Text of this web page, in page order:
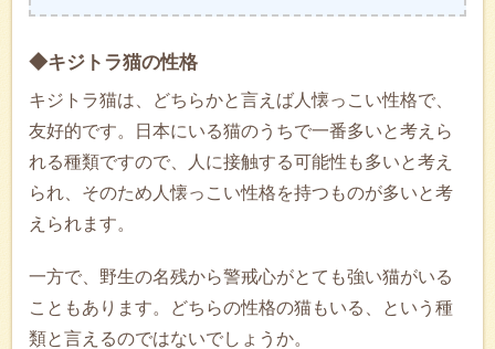
◆キジトラ猫の性格
キジトラ猫は、どちらかと言えば人懐っこい性格で、
友好的です。日本にいる猫のうちで一番多いと考えら
れる種類ですので、人に接触する可能性も多いと考え
られ、そのため人懐っこい性格を持つものが多いと考
えられます。
一方で、野生の名残から警戒心がとても強い猫がいる
こともあります。どちらの性格の猫もいる、という種
類と言えるのではないでしょうか。